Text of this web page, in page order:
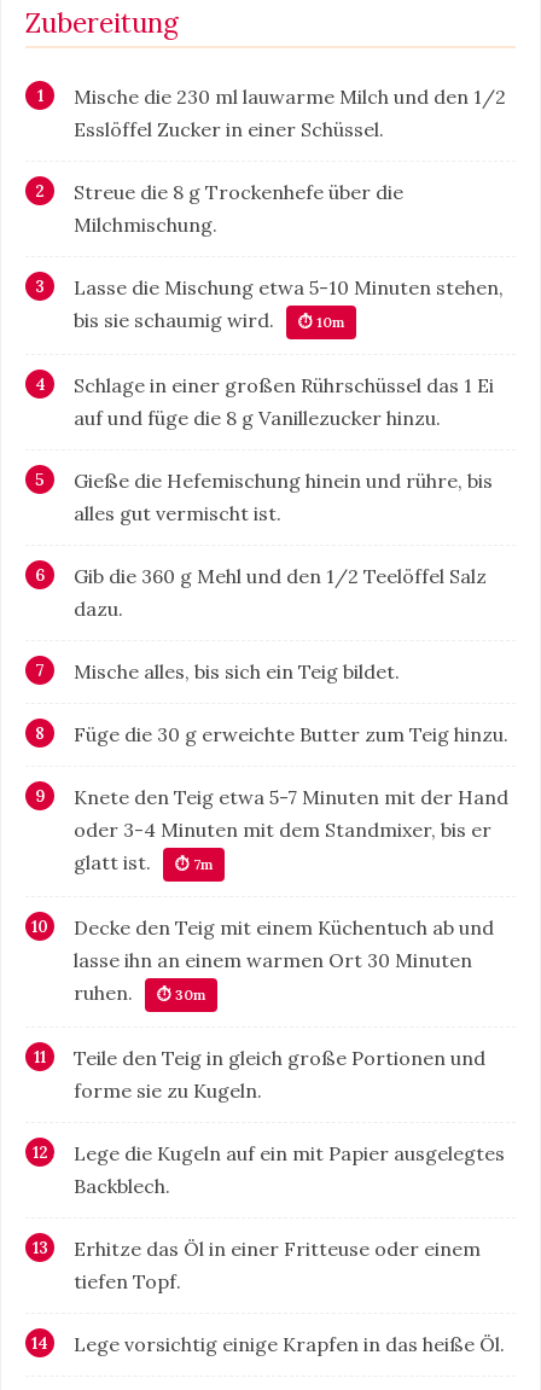
Zubereitung
Mische die 230 ml lauwarme Milch und den 1/2
Esslöffel Zucker in einer Schüssel.
Streue die 8 g Trockenhefe über die
Milchmischung.
Lasse die Mischung etwa 5-10 Minuten stehen,
bis sie schaumig wird.
⏱ 10m
Schlage in einer großen Rührschüssel das 1 Ei
auf und füge die 8 g Vanillezucker hinzu.
Gieße die Hefemischung hinein und rühre, bis
alles gut vermischt ist.
Gib die 360 g Mehl und den 1/2 Teelöffel Salz
dazu.
Mische alles, bis sich ein Teig bildet.
Füge die 30 g erweichte Butter zum Teig hinzu.
Knete den Teig etwa 5-7 Minuten mit der Hand
oder 3-4 Minuten mit dem Standmixer, bis er
glatt ist.
⏱ 7m
Decke den Teig mit einem Küchentuch ab und
lasse ihn an einem warmen Ort 30 Minuten
ruhen.
⏱ 30m
Teile den Teig in gleich große Portionen und
forme sie zu Kugeln.
Lege die Kugeln auf ein mit Papier ausgelegtes
Backblech.
Erhitze das Öl in einer Fritteuse oder einem
tiefen Topf.
Lege vorsichtig einige Krapfen in das heiße Öl.